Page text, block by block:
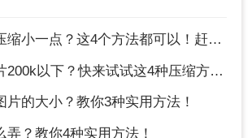
小一点？这4个方法都可以！赶紧试试！
以下？快来试试这4种压缩方法!！
片的大小？教你3种实用方法！
弄？教你4种实用方法！